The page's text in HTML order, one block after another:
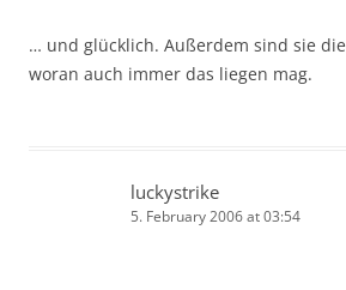
… und glücklich. Außerdem sind sie
woran auch immer das liegen mag.
luckystrike
5. February 2006 at 03:54